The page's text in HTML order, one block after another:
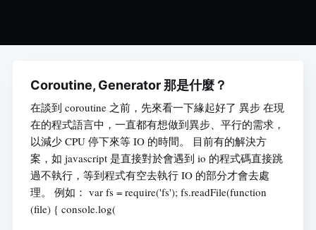
Coroutine, Generator 那是什麼？
在談到 coroutine 之前，先來看一下緣起好了 異步 在現
在的程式語言中，一直都有想做到異步、平行的需求，
以減少 CPU 停下來等 IO 的時間。 目前有的解決方
案，如 javascript 是直接對於會遇到 io 的程式碼直接跳
過不執行，等到程式有空去執行 IO 的部分才會去處
理。 例如： var fs = require('fs'); fs.readFile(function
(file) { console.log(